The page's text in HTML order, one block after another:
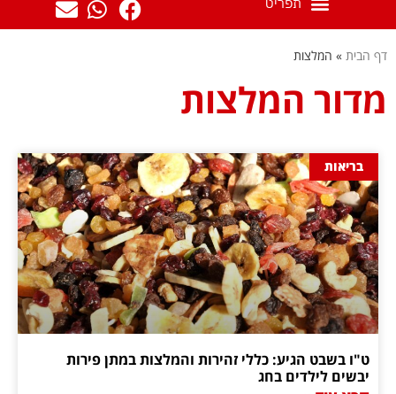
דף הבית » המלצות
מדור המלצות
בריאות
ט"ו בשבט הגיע: כללי זהירות והמלצות במתן פירות
יבשים לילדים בחג